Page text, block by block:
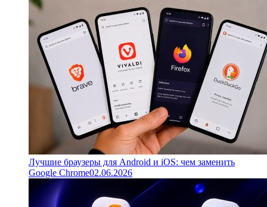
Лучшие браузеры для Android и iOS: чем заменить
Google Chrome02.06.2026